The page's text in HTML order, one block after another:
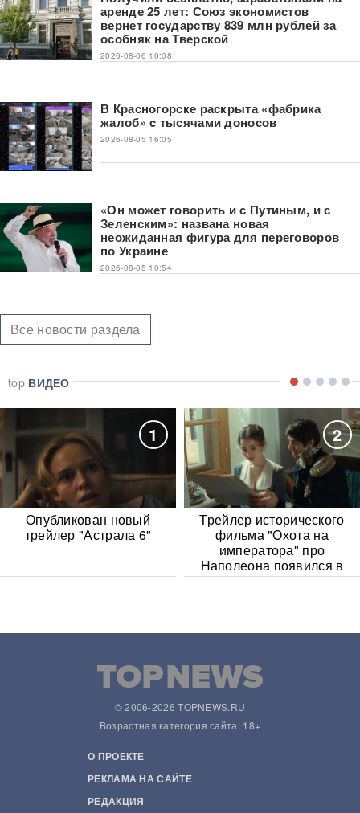
аренде 25 лет: Союз экономистов
вернет государству 839 млн рублей за
особняк на Тверской
2026-08-06 10:08
В Красногорске раскрыта «фабрика
жалоб» c тысячами доносов
2026-08-05 16:05
«Он может говорить и с Путиным, и с
Зеленским»: названа новая
неожиданная фигура для переговоров
по Украине
2026-08-05 10:54
Все новости раздела
top ВИДЕО
1
Опубликован новый
трейлер "Астрала 6"
2
Трейлер исторического
фильма "Охота на
императора" про
Наполеона появился в
Сети
© 2006-2026 TOPNEWS.RU
Возрастная категория сайта: 18+
О ПРОЕКТЕ
РЕКЛАМА НА САЙТЕ
РЕДАКЦИЯ